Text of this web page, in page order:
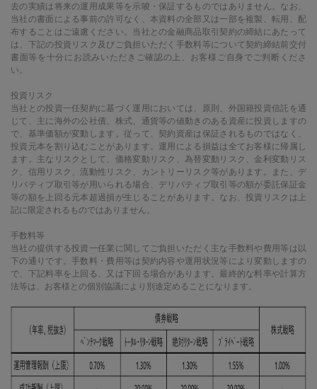
去の実績は将来の運用成果等を示唆・保証するものではありません。なお、
当社の書面による事前の許可なく、本資料の全部又は一部を複製、転用、配
布することはご遠慮ください。当社との金融商品取引契約の締結にあたって
は、下記の投資リスク及びご負担いただく手数料等について契約締結前交付
書面等を十分にお読みいただきご確認の上、お客様ご自身でご判断くださ
い。
投資リスク
当社との投資一任契約に基づく運用においては、原則、外国籍投資信託を通
じて、主に海外の公社債、株式、通貨等の値動きのある資産に投資しますの
で、基準価額が変動します。従って、契約資産は保証されるものではなく、
投資元本を割り込むことがあります。運用による損益は全てお客様に帰属し
ます。主なリスクとして、価格変動リスク、為替変動リスク、金利変動リス
ク、信用リスク、流動性リスク、カントリーリスク等があります。また、デ
リバティブ取引等が用いられる場合、デリバティブ取引等の額が委託保証金
等の額を上回る元本超過損が生じることがあります。なお、投資リスクは上
記に限定されるものではありません。
手数料等
当社の提供する投資一任業に関してご負担いただく主な手数料や費用等は以
下の通りです。手数料・費用等は契約内容や運用状況等により変動しますの
で、下記料率を上回る、又は下回る場合があります。最終的な料率や計算方
法等は、お客様との個別協議により別途定めることになります。